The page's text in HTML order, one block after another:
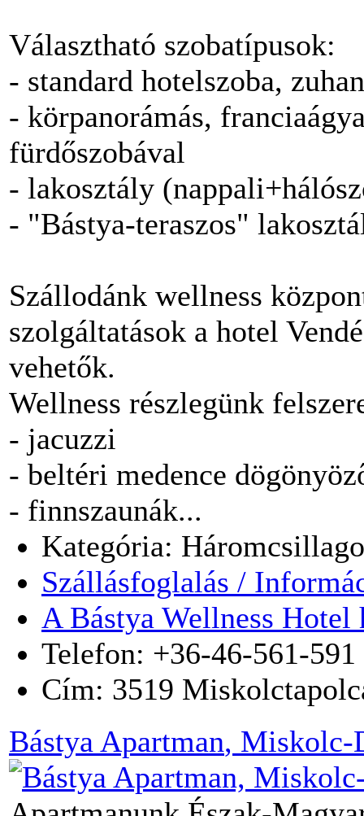
Választható szobatípusok:
- standard hotelszoba,
- körpanorámás,
fürdőszobával
- lakosztály
- "Bástya-teraszos"
Szállodánk wellness
szolgáltatások a hotel
vehetők.
Wellness részlegünk
- jacuzzi
- beltéri medence
- finnszaunák...
Kategória:
Szállásfoglalás /
A Bástya Wellness Hotel
Telefon: +36-46-561-591
Cím: 3519
Bástya Apartman, Miskolc-